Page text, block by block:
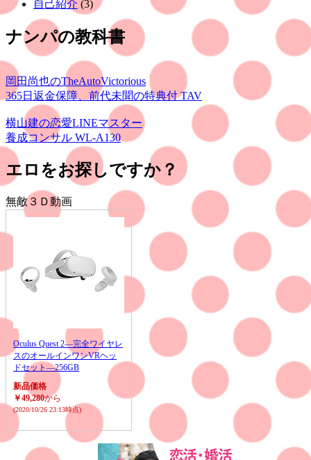
自己紹介 (3)
ナンパの教科書
岡田尚也のTheAutoVictorious
365日返金保障、前代未聞の特典付 TAV
横山建の恋愛LINEマスター
養成コンサル WL-A130
エロをお探しですか？
無敵３Ｄ動画
Oculus Quest 2―完全ワイヤレ
スのオールインワンVRヘッ
ドセット―256GB
新品価格
￥49,280から
(2020/10/26 23:13時点)